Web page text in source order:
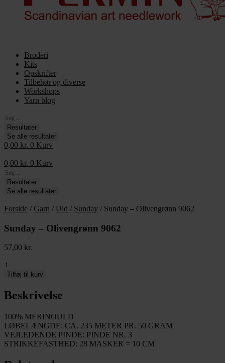
Broderi
Kits
Opskrifter
Tilbehør og diverse
Workshops
Yarn blog
Search
...Resultater
Se alle resultater
0,00 kr. 0 Kurv
0,00 kr. 0 Kurv
Search
...Resultater
Se alle resultater
Forside / Garn / Uld / Sunday / Sunday – Olivengrønn 9062
Sunday – Olivengrønn 9062
57,00 kr.
Sunday
9062
antal
Tilføj til kurv
Beskrivelse
100% MERINOULD
LØBELÆNGDE: CA. 235 METER PR. 50 GRAM
VEJLEDENDE PINDE: PINDE NR. 3
STRIKKEFASTHED: 28 MASKER = 10 CM